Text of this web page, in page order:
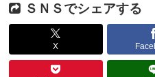
ＳＮＳでシェアする
X